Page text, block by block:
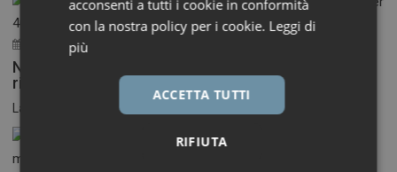
30 Luglio 2026
Neuroinfiammazione, fino a 50 mila euro per
ricercatori under 40
La Fondazione Francesco della Valle ETS apre le...
acconsenti a tutti i cookie in conformità
con la nostra policy per i cookie. Leggi di
più
ACCETTA TUTTI
RIFIUTA